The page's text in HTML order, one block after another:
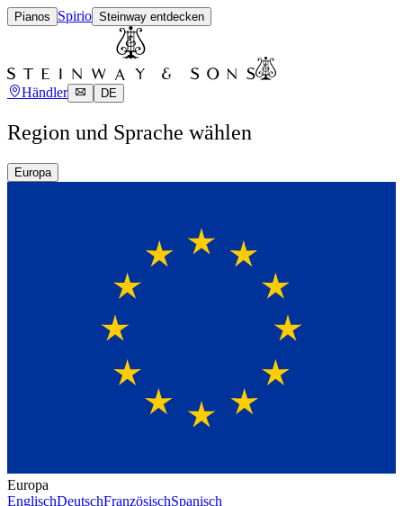
Pianos Spirio Steinway entdecken
Händler DE
Region und Sprache wählen
Europa
Europa
EnglischDeutschFranzösischSpanisch